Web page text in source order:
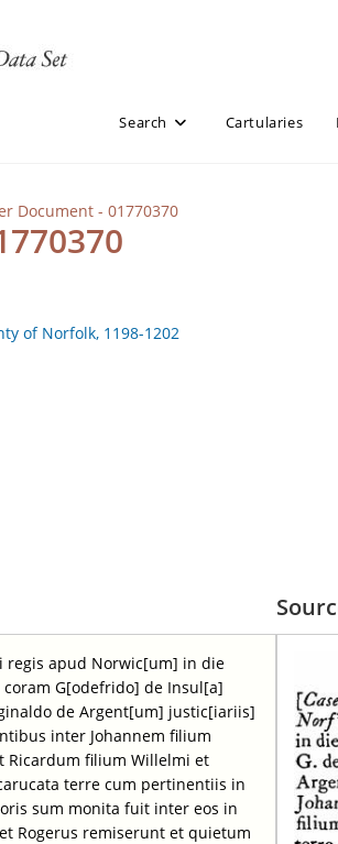
Search Cartularies
Document - 01770370
of Norfolk, 1198-1202
regis apud Norwic[um] in die
G[odefrido] de Insul[a]
de Argent[um] justic[iariis]
inter Johannem filium
Ricardum filium Willelmi et
terre cum pertinentiis in
sum monita fuit inter eos in
Rogerus remiserunt et quietum